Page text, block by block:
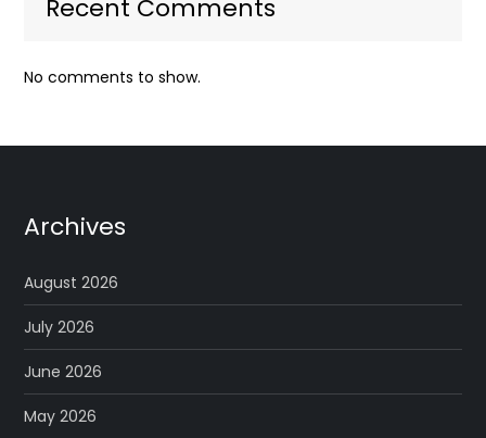
Recent Comments
No comments to show.
Archives
August 2026
July 2026
June 2026
May 2026